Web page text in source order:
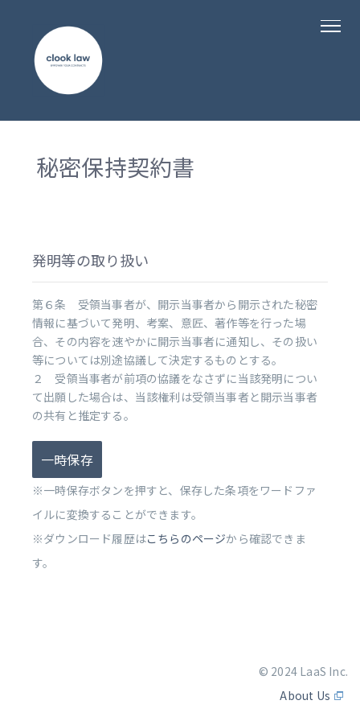
秘密保持契約書
発明等の取り扱い
第６条 受領当事者が、開示当事者から開示された秘密
情報に基づいて発明、考案、意匠、著作等を行った場
合、その内容を速やかに開示当事者に通知し、その扱い
等については別途協議して決定するものとする。
２ 受領当事者が前項の協議をなさずに当該発明につい
て出願した場合は、当該権利は受領当事者と開示当事者
の共有と推定する。
一時保存
※一時保存ボタンを押すと、保存した条項をワードファ
イルに変換することができます。
※ダウンロード履歴はこちらのページから確認できま
す。
© 2024 LaaS Inc.
About Us